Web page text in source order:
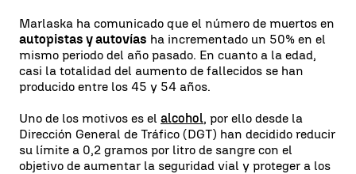
Marlaska ha comunicado que el número de muertos en
autopistas y autovías ha incrementado un 50% en el
mismo periodo del año pasado. En cuanto a la edad,
casi la totalidad del aumento de fallecidos se han
producido entre los 45 y 54 años.
Uno de los motivos es el alcohol, por ello desde la
Dirección General de Tráfico (DGT) han decidido reducir
su límite a 0,2 gramos por litro de sangre con el
objetivo de aumentar la seguridad vial y proteger a los